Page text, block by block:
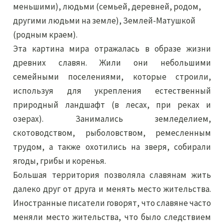
меньшими), людьми (семьей, деревней, родом,
другими людьми на земле), Землей-Матушкой
(родным краем).
Эта картина мира отражалась в образе жизни
древних славян. Жили они небольшими
семейными поселениями, которые строили,
используя для укрепления естественный
природный ландшафт (в лесах, при реках и
озерах). Занимались земледелием,
скотоводством, рыболовством, ремесленным
трудом, а также охотились на зверя, собирали
ягоды, грибы и коренья.
Большая территория позволяла славянам жить
далеко друг от друга и менять место жительства.
Иностранные писатели говорят, что славяне часто
меняли место жительства, что было следствием